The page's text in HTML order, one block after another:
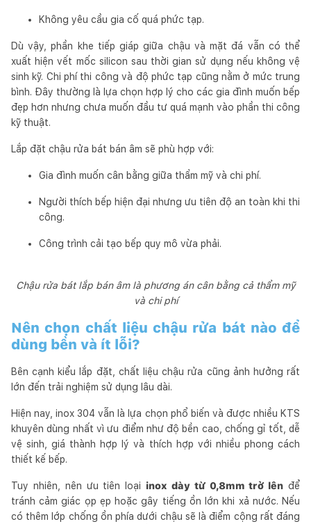
Không yêu cầu gia cố quá phức tạp.
Dù vậy, phần khe tiếp giáp giữa chậu và mặt đá vẫn có thể
xuất hiện vết mốc silicon sau thời gian sử dụng nếu không vệ
sinh kỹ. Chi phí thi công và độ phức tạp cũng nằm ở mức trung
bình. Đây thường là lựa chọn hợp lý cho các gia đình muốn bếp
đẹp hơn nhưng chưa muốn đầu tư quá mạnh vào phần thi công
kỹ thuật.
Lắp đặt chậu rửa bát bán âm sẽ phù hợp với:
Gia đình muốn cân bằng giữa thẩm mỹ và chi phí.
Người thích bếp hiện đại nhưng ưu tiên độ an toàn khi thi
công.
Công trình cải tạo bếp quy mô vừa phải.
Chậu rửa bát lắp bán âm là phương án cân bằng cả thẩm mỹ
và chi phí
Nên chọn chất liệu chậu rửa bát nào để
dùng bền và ít lỗi?
Bên cạnh kiểu lắp đặt, chất liệu chậu rửa cũng ảnh hưởng rất
lớn đến trải nghiệm sử dụng lâu dài.
Hiện nay, inox 304 vẫn là lựa chọn phổ biến và được nhiều KTS
khuyên dùng nhất vì ưu điểm như độ bền cao, chống gỉ tốt, dễ
vệ sinh, giá thành hợp lý và thích hợp với nhiều phong cách
thiết kế bếp.
Tuy nhiên, nên ưu tiên loại inox dày từ 0,8mm trở lên để
tránh cảm giác ọp ẹp hoặc gây tiếng ồn lớn khi xả nước. Nếu
có thêm lớp chống ồn phía dưới chậu sẽ là điểm cộng rất đáng